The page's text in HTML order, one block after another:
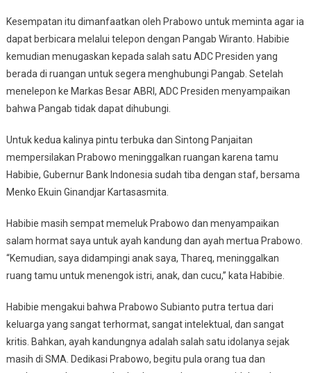
Kesempatan itu dimanfaatkan oleh Prabowo untuk meminta agar ia
dapat berbicara melalui telepon dengan Pangab Wiranto. Habibie
kemudian menugaskan kepada salah satu ADC Presiden yang
berada di ruangan untuk segera menghubungi Pangab. Setelah
menelepon ke Markas Besar ABRI, ADC Presiden menyampaikan
bahwa Pangab tidak dapat dihubungi.
Untuk kedua kalinya pintu terbuka dan Sintong Panjaitan
mempersilakan Prabowo meninggalkan ruangan karena tamu
Habibie, Gubernur Bank Indonesia sudah tiba dengan staf, bersama
Menko Ekuin Ginandjar Kartasasmita.
Habibie masih sempat memeluk Prabowo dan menyampaikan
salam hormat saya untuk ayah kandung dan ayah mertua Prabowo.
“Kemudian, saya didampingi anak saya, Thareq, meninggalkan
ruang tamu untuk menengok istri, anak, dan cucu,” kata Habibie.
Habibie mengakui bahwa Prabowo Subianto putra tertua dari
keluarga yang sangat terhormat, sangat intelektual, dan sangat
kritis. Bahkan, ayah kandungnya adalah salah satu idolanya sejak
masih di SMA. Dedikasi Prabowo, begitu pula orang tua dan